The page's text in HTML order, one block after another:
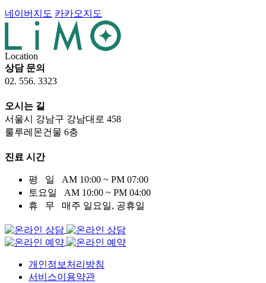
네이버지도 카카오지도
30m
Location
상담 문의
02. 556. 3323
오시는 길
서울시 강남구 강남대로 458
룰루레몬건물 6층
진료 시간
평 일
AM 10:00 ~ PM 07:00
토요일
AM 10:00 ~ PM 04:00
휴 무 매주 일요일, 공휴일
개인정보처리방침
서비스이용약관